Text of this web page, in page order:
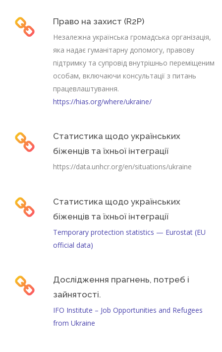
Право на захист (R2P)
Незалежна українська громадська організація,
яка надає гуманітарну допомогу, правову
підтримку та супровід внутрішньо переміщеним
особам, включаючи консультації з питань
працевлаштування.
https://hias.org/where/ukraine/
Статистика щодо українських
біженців та їхньої інтеграції
https://data.unhcr.org/en/situations/ukraine
Статистика щодо українських
біженців та їхньої інтеграції
Temporary protection statistics — Eurostat (EU
official data)
Дослідження прагнень, потреб і
зайнятості.
IFO Institute – Job Opportunities and Refugees
from Ukraine